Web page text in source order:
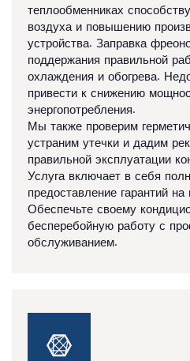
теплообменниках
воздуха и повышению
устройства. Заправка
поддержания правильной
охлаждения и обогрева.
привести к снижению
энергопотребления.
Мы также проверим
устраним утечки и дадим
правильной эксплуатации
Услуга включает в себя
предоставление гарантий
Обеспечьте своему
бесперебойную работу с
обслуживанием.